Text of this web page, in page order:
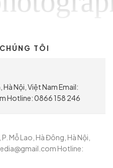
TÔI
Hà Nội, Việt Nam Email:
Hotline: 0866 158 246
Mỗ Lao, Hà Đông, Hà Nội,
Hotline: